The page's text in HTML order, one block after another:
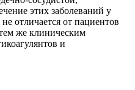
этих заболеваний у
отличается от пациентов
же клиническим
и